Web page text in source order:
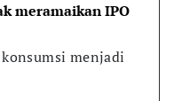
meramaikan IPO
menjadi